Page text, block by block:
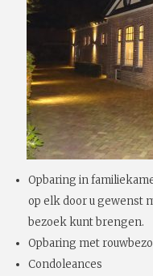
Opbaring in
op elk door u gewenst
bezoek kunt brengen.
Opbaring met
Condoleances